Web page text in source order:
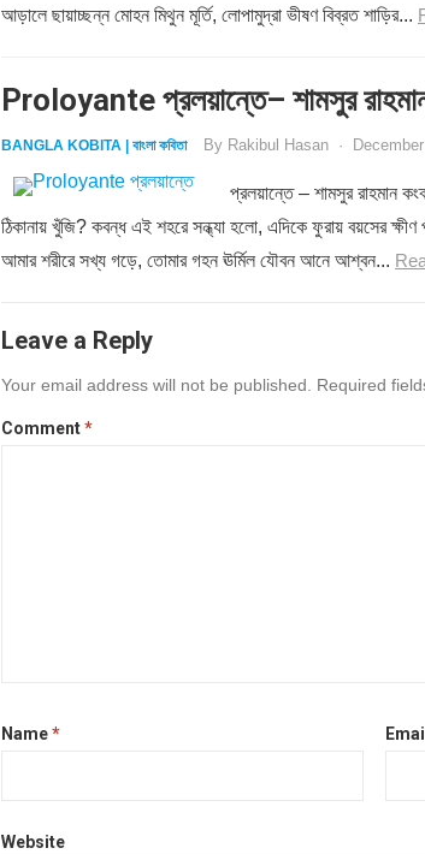
আড়ালে ছায়াচ্ছন্ন মোহন মিথুন মূর্তি, লোপামুদ্রা ভীষণ বিব্রত শাড়ির...
Proloyante প্রলয়ান্তে– শামসুর
BANGLA KOBITA | বাংলা কবিতা By Rakibul Hasan ·
প্রলয়ান্তে – শামসুর রাহমান
ঠিকানায় খুঁজি? কবন্ধ এই শহরে সন্ধ্যা হলো, এদিকে ফুরায় বয়সের
আমার শরীরে সখ্য গড়ে, তোমার গহন ঊর্মিল যৌবন আনে আশ্বন...
Leave a Reply
Your email address will not be published. Required
Comment*
Name*
Website